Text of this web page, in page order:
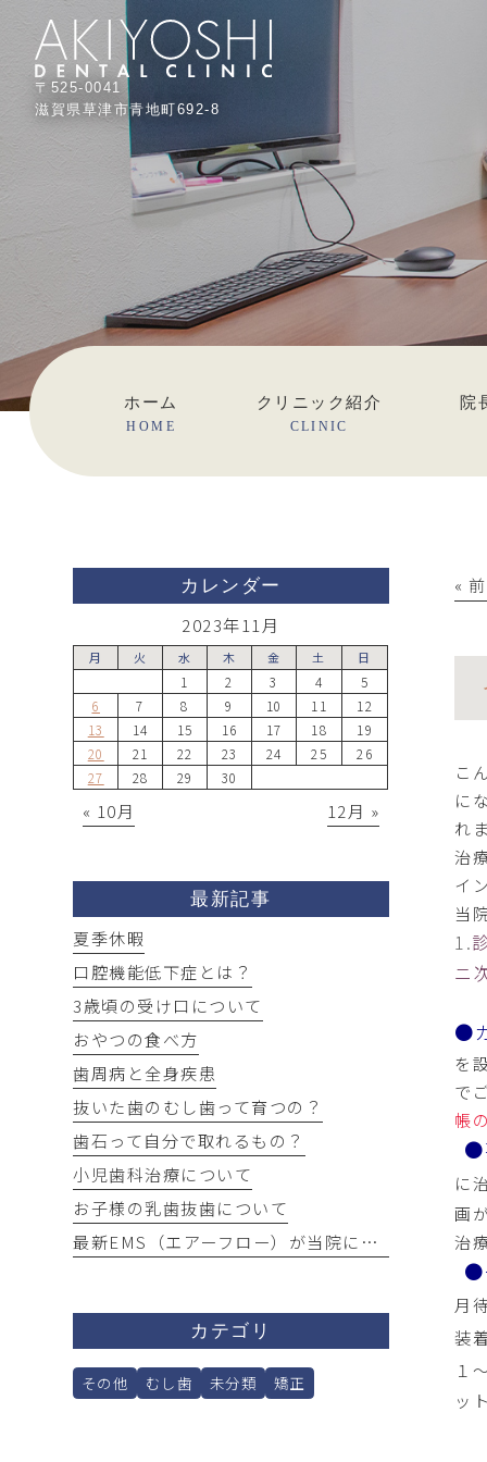
〒525-0041
滋賀県草津市青地町692-8
ホーム
HOME
クリニック紹介
CLINIC
院
«
こ
に
れ
治
イ
当
1.
ニ
●
を
で
帳
●
に
画
治
●
月
装
１
ッ
カレンダー
2023年11月
月 火 水 木 金 土 日
1 2 3 4
5
6
7 8 9 10 11
12
13
14 15 16 17 18
19
20
21 22 23 24 25
26
27
28 29 30
« 10月 12月 »
最新記事
夏季休暇
口腔機能低下症とは？
3歳頃の受け口について
おやつの食べ方
歯周病と全身疾患
抜いた歯のむし歯って育つの？
歯石って自分で取れるもの？
小児歯科治療について
お子様の乳歯抜歯について
最新EMS（エアーフロー）が当院にやってきました！
カテゴリ
その他 むし歯 未分類 矯正